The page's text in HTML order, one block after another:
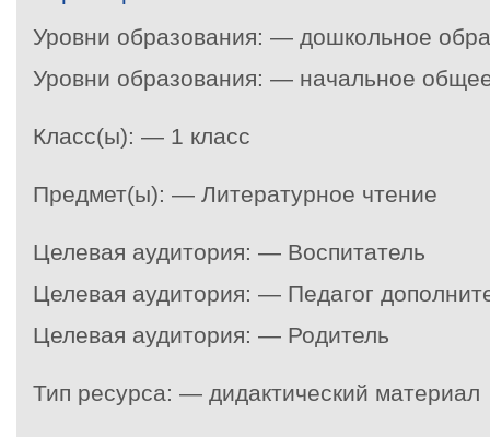
Уровни образования: — дошкольное
Уровни образования: — начальное
Класс(ы): — 1 класс
Предмет(ы): — Литературное чтение
Целевая аудитория: — Воспитатель
Целевая аудитория: — Педагог
Целевая аудитория: — Родитель
Тип ресурса: — дидактический материал